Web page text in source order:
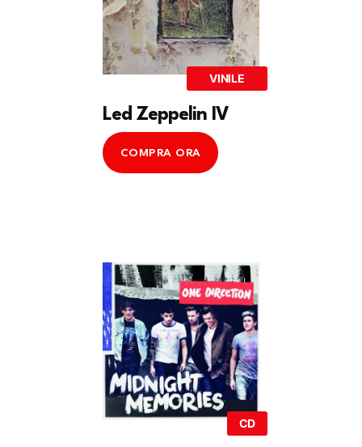
VINILE
Led Zeppelin IV
COMPRA ORA
CD